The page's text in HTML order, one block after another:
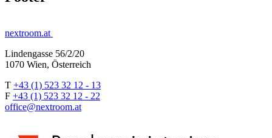
nextroom.at
Lindengasse 56/2/20
1070 Wien, Österreich
T +43 (1) 523 32 12 - 13
F +43 (1) 523 32 12 - 22
office@nextroom.at